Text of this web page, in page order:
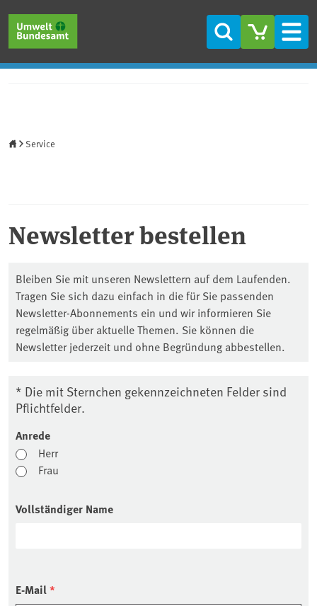
Suche
Service
Newsletter bestellen
Bleiben Sie mit unseren Newslettern auf dem Laufenden.
Tragen Sie sich dazu einfach in die für Sie passenden
Newsletter-Abonnements ein und wir informieren Sie
regelmäßig über aktuelle Themen. Sie können die
Newsletter jederzeit und ohne Begründung abbestellen.
* Die mit Sternchen gekennzeichneten Felder sind
Pflichtfelder.
Anrede
Herr
Frau
Vollständiger Name
E-Mail*